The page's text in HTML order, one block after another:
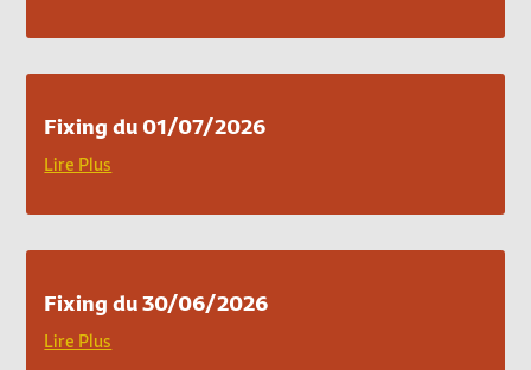
Fixing du 01/07/2026
Lire Plus
Fixing du 30/06/2026
Lire Plus